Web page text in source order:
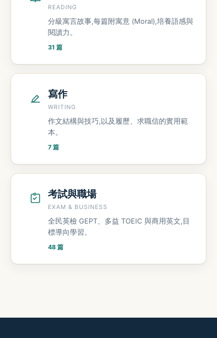
READING
分級寓言故事,每篇附寓意 (Moral),培養語感與
閱讀力。
31 篇
寫作
WRITING
作文結構與技巧,以及履歷、求職信的實用範
本。
7 篇
考試與職場
EXAM & BUSINESS
全民英檢 GEPT、多益 TOEIC 與商用英文,目
標導向學習。
48 篇